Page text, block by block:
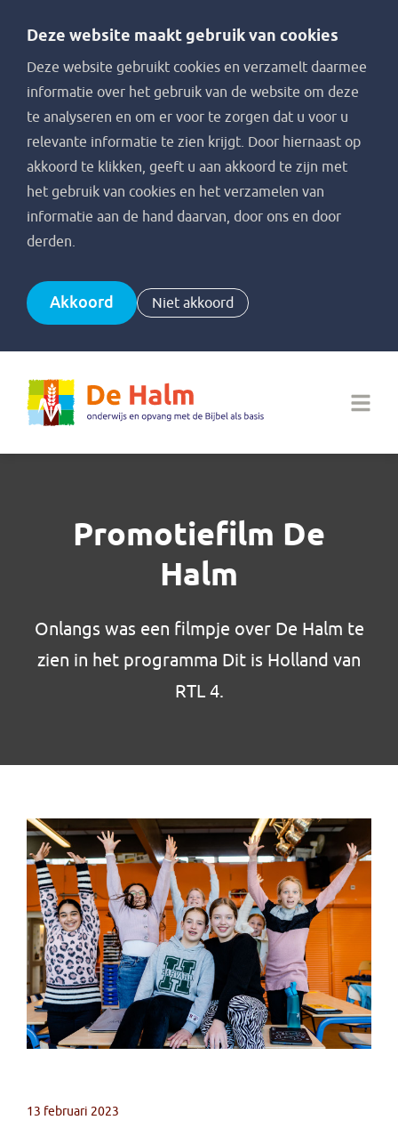
Deze website maakt gebruik van cookies
Deze website gebruikt cookies en verzamelt daarmee
informatie over het gebruik van de website om deze
te analyseren en om er voor te zorgen dat u voor u
relevante informatie te zien krijgt. Door hiernaast op
akkoord te klikken, geeft u aan akkoord te zijn met
het gebruik van cookies en het verzamelen van
informatie aan de hand daarvan, door ons en door
derden.
Akkoord Niet akkoord
Promotiefilm De
Halm
Onlangs was een filmpje over De Halm te
zien in het programma Dit is Holland van
RTL 4.
13 februari 2023